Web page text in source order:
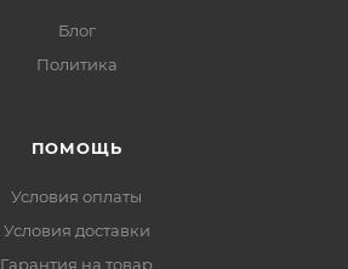
Блог
Политика
ПОМОЩЬ
Условия оплаты
Условия доставки
Гарантия на товар